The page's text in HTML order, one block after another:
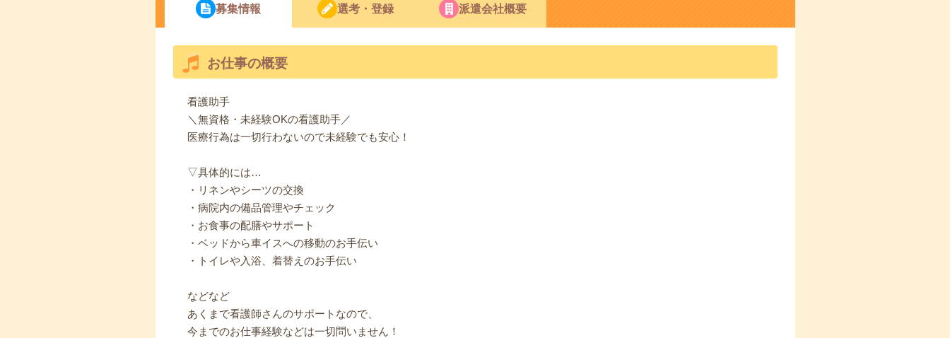
募集情報 選考・登録 派遣会社概要
お仕事の概要
看護助手
＼無資格・未経験OKの看護助手／
医療行為は一切行わないので未経験でも安心！
▽具体的には…
・リネンやシーツの交換
・病院内の備品管理やチェック
・お食事の配膳やサポート
・ベッドから車イスへの移動のお手伝い
・トイレや入浴、着替えのお手伝い
などなど
あくまで看護師さんのサポートなので、
今までのお仕事経験などは一切問いません！